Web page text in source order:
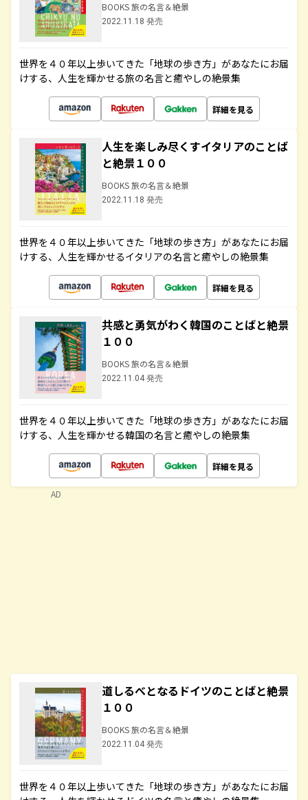
BOOKS 旅の名言＆絶景
2022.11.18 発売
世界を４０年以上歩いてきた「地球の歩き方」があなたにお届
けする、人生を輝かせる旅の名言と癒やしの絶景集
詳細を見る
人生を楽しみ尽くすイタリアのことば
と絶景１００
BOOKS 旅の名言＆絶景
2022.11.18 発売
世界を４０年以上歩いてきた「地球の歩き方」があなたにお届
けする、人生を輝かせるイタリアの名言と癒やしの絶景集
詳細を見る
共感と勇気がわく韓国のことばと絶景
１００
BOOKS 旅の名言＆絶景
2022.11.04 発売
世界を４０年以上歩いてきた「地球の歩き方」があなたにお届
けする、人生を輝かせる韓国の名言と癒やしの絶景集
詳細を見る
道しるべとなるドイツのことばと絶景
１００
BOOKS 旅の名言＆絶景
2022.11.04 発売
世界を４０年以上歩いてきた「地球の歩き方」があなたにお届
AD